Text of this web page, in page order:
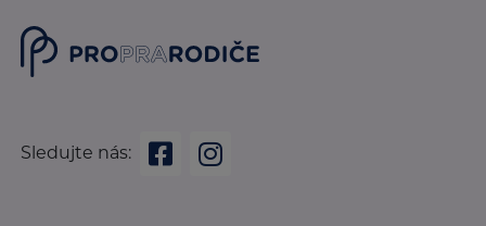
Sledujte nás: